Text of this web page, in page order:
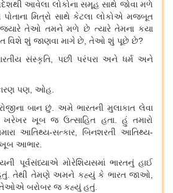
આવેલા લોકોના સમૂહ સાથે જોવા મળે
મિત્રો સાથે કેટલા લોકોએ મજબૂત
જ્યારે તેઓ તમને મળે છે ત્યારે તેમના કયા
વિશે શું જાણવા માગે છે, તેઓ શું પૂછે છે?
સંસ્કૃતિ, પછી પરંપરા અને ધર્મ અને
પણ, ઓહ.
બાન છું. અમે ભારતની મુલાકાત લેવા
ખૂબ જ ઉત્સાહિત હતા. હું તમારો
આતિથ્ય-સત્કાર, બિનશરતી આતિથ્ય-
ખૂબ આભાર.
પૂર્વસંધ્યાએ મોરેશિયસમાં ભારતનું હાઈ
તેથી તેમણે અમને કહ્યું કે ભારત જાઓ,
બરોબર જ કહ્યું હતું.